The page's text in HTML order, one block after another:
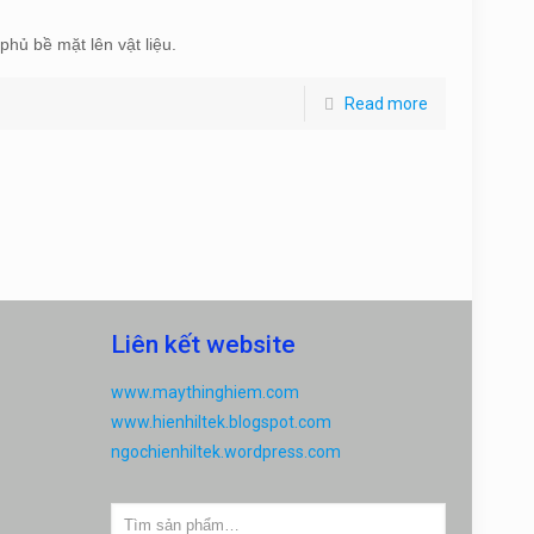
bề mặt lên vật liệu.
Read more
Liên kết website
www.maythinghiem.com
www.hienhiltek.blogspot.com
ngochienhiltek.wordpress.com